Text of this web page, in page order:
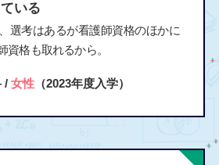
いる
選考はあるが看護師資格のほかに
資格も取れるから。
/ 女性（2023年度入学）